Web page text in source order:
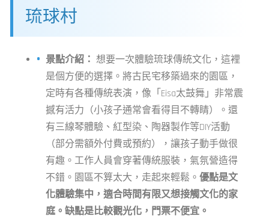
琉球村
景點介紹： 想要一次體驗琉球傳統文化，這裡
是個方便的選擇。將古民宅移築過來的園區，
定時有各種傳統表演，像「Eisa太鼓舞」非常震
撼有活力（小孩子通常會看得目不轉睛）。還
有三線琴體驗、紅型染、陶器製作等DIY活動
（部分需額外付費或預約），讓孩子動手做很
有趣。工作人員會穿著傳統服裝，氣氛營造得
不錯。園區不算太大，走起來輕鬆。優點是文
化體驗集中，適合時間有限又想接觸文化的家
庭。缺點是比較觀光化，門票不便宜。